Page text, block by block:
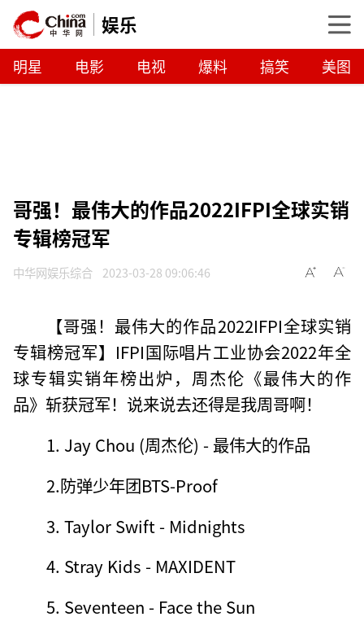
娱乐
明星 电影 电视 爆料 搞笑 美图
哥强！最伟大的作品2022IFPI全球实销
专辑榜冠军
中华网娱乐综合 2023-03-28 09:06:46
【哥强！最伟大的作品2022IFPI全球实销
专辑榜冠军】IFPI国际唱片工业协会2022年全
球专辑实销年榜出炉，周杰伦《最伟大的作
品》斩获冠军！说来说去还得是我周哥啊！
1. Jay Chou (周杰伦) - 最伟大的作品
2.防弹少年团BTS-Proof
3. Taylor Swift - Midnights
4. Stray Kids - MAXIDENT
5. Seventeen - Face the Sun